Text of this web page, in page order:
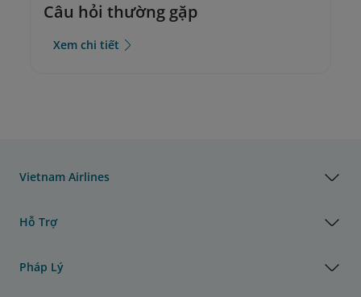
Câu hỏi thường gặp
Xem chi tiết
Vietnam Airlines
Hỗ Trợ
Pháp Lý